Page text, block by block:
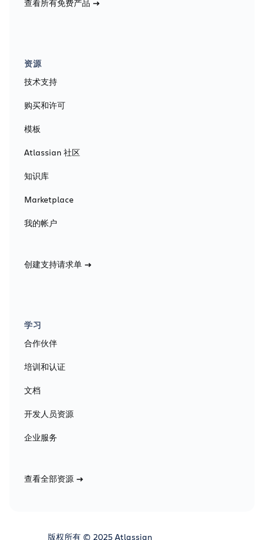
查看所有免费产品
资源
技术支持
购买和许可
模板
Atlassian 社区
知识库
Marketplace
我的帐户
创建支持请求单
学习
合作伙伴
培训和认证
文档
开发人员资源
企业服务
查看全部资源
版权所有 © 2025 Atlassian